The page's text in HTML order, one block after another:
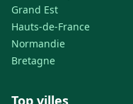
Grand Est
Hauts-de-France
Normandie
Bretagne
Top villes